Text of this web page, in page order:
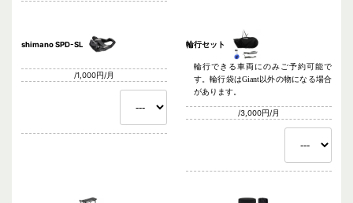
shimano SPD-SL
/1,000円/月
輪行セット
輪行できる車両にのみご予約可能で
す。輪行袋はGiant以外の物になる場合
があります。
/3,000円/月